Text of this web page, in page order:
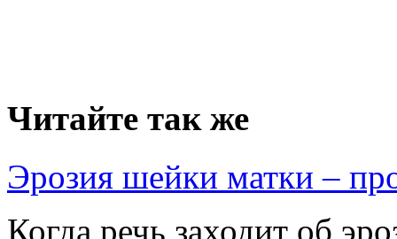
Читайте так же
Эрозия шейки матки –
Когда речь заходит об